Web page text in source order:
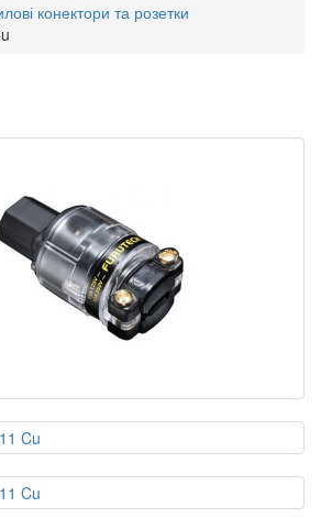
конектори та розетки